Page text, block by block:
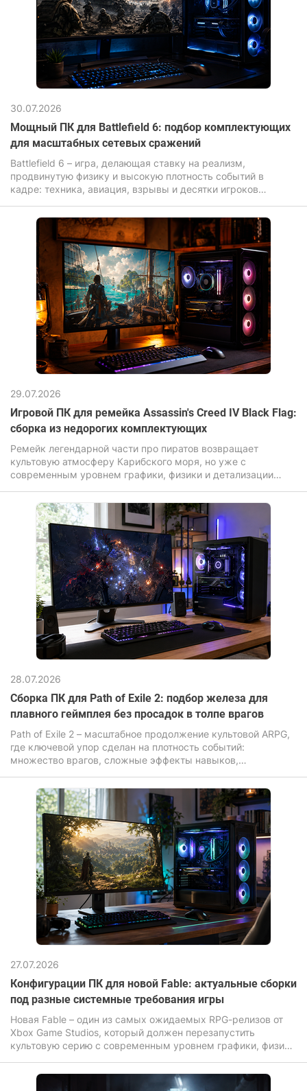
30.07.2026
Мощный ПК для Battlefield 6: подбор комплектующих
для масштабных сетевых сражений
Battlefield 6 – игра, делающая ставку на реализм,
продвинутую физику и высокую плотность событий в
кадре: техника, авиация, взрывы и десятки игроков
сильнее, чем большинство современных новинок.
29.07.2026
Игровой ПК для ремейка Assassin's Creed IV Black Flag:
сборка из недорогих комплектующих
Ремейк легендарной части про пиратов возвращает
культовую атмосферу Карибского моря, но уже с
современным уровнем графики, физики и детализации
свободу, то обновленная версия Assassin's Creed Black Flag
Resynced усиливает визуальную составляющую:
переработанные текстуры, улучшенное освещение,
реалистичная вода и более «живой» открытый мир. Игра
перенесена на продвинутый движок Anvil с поддержкой
иллюминирования и трассировки лучей.
28.07.2026
Сборка ПК для Path of Exile 2: подбор железа для
плавного геймплея без просадок в толпе врагов
Path of Exile 2 – масштабное продолжение культовой ARPG,
где ключевой упор сделан на плотность событий:
множество врагов, сложные эффекты навыков,
27.07.2026
Конфигурации ПК для новой Fable: актуальные сборки
под разные системные требования игры
Новая Fable – один из самых ожидаемых RPG-релизов от
Xbox Game Studios, который должен перезапустить
культовую серию с современным уровнем графики, физики